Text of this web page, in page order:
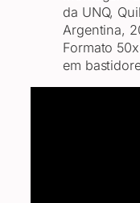
da UNQ,
Argentina,
Formato
em